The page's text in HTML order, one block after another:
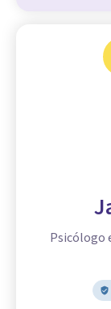
Psicólogo